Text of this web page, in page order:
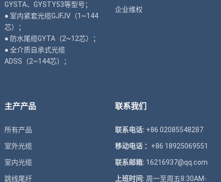
GYSTA、GYSTY53等型号；
● 室内紧套光缆GJFJV（1~144
芯）；
● 防水尾缆GYTA（2~12芯）；
● 全介质自承式光缆
ADSS（2~144芯）；
企业维权
主产产品
所有产品
室外光缆
室内光缆
跳线尾纤
联系我们
联系电话: +86 02085548287
移动电话 ： +86 18925069551
联系邮箱: 16216937@qq.com
上班时间: 周一至周五8:30AM-